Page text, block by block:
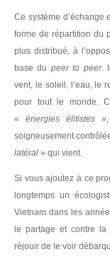
Ce système d’échange
forme de répartition du
plus distribué, à
base du peer to peer.
vent, le soleil, l’eau, le
pour tout le monde.
« énergies élitistes
soigneusement
latéral » qui vient.
Si vous ajoutez à ce
longtemps un
Vietnam dans les
le partage et contre la
réjouir de le voir